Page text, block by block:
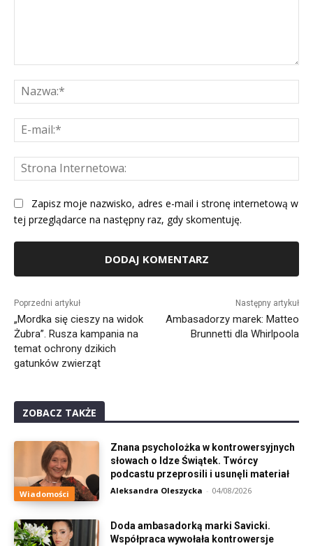
Zapisz moje nazwisko, adres e-mail i stronę internetową w
tej przeglądarce na następny raz, gdy skomentuję.
Poprzedni artykuł
„Mordka się cieszy na widok
Żubra”. Rusza kampania na
temat ochrony dzikich
gatunków zwierząt
Następny artykuł
Ambasadorzy marek: Matteo
Brunnetti dla Whirlpoola
ZOBACZ TAKŻE
Wiadomości
Znana psycholożka w kontrowersyjnych
słowach o Idze Świątek. Twórcy
podcastu przeprosili i usunęli materiał
Aleksandra Oleszycka - 04/08/2026
Doda ambasadorką marki Savicki.
Współpraca wywołała kontrowersje